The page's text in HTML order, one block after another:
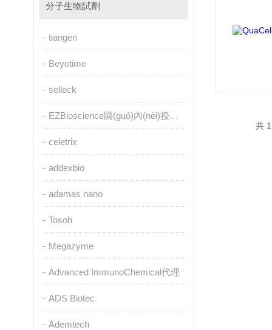
分子生物試劑
tiangen
Beyotime
selleck
EZBioscience國(guó)內(nèi)授權(quán)代理
celetrix
addexbio
adamas nano
Tosoh
Megazyme
Advanced ImmunoChemical代理
ADS Biotec
Ademtech
共